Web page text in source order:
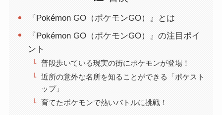
『Pokémon GO（ポケモンGO）』とは
『Pokémon GO（ポケモンGO）』の注目ポイ
ント
普段歩いている現実の街にポケモンが登場！
近所の意外な名所を知ることができる「ポケスト
ップ」
育てたポケモンで熱いバトルに挑戦！